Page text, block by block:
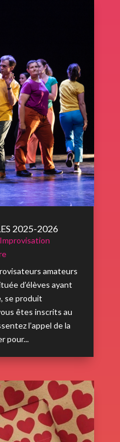
2025-2026
Improvisation
amateurs
d’élèves ayant
se produit
êtes inscrits au
l’appel de la
pour...